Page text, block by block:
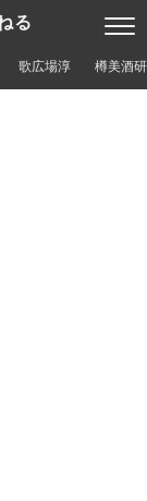
る
歌広場淳 樽美酒